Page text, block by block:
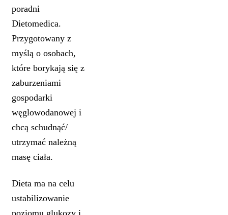
poradni
Dietomedica.
Przygotowany z
myślą o osobach,
które borykają się z
zaburzeniami
gospodarki
węglowodanowej i
chcą schudnąć/
utrzymać należną
masę ciała.
Dieta ma na celu
ustabilizowanie